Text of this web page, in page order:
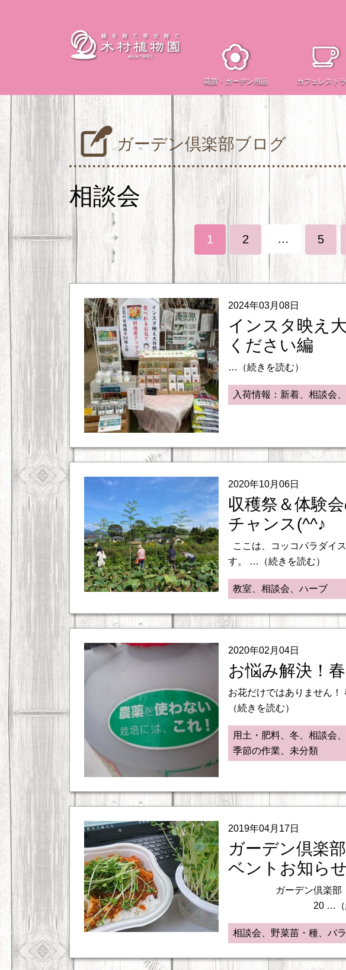
花苗・ ガーデン用品 カフェレスト
ガーデン倶楽部ブログ
相談会
1 2 … 5
2024年03月08日
インスタ映
ください編
…（続きを読む）
入荷情報：新着、相談会
2020年10月06日
収穫祭＆体験
チャンス(^^♪
ここは、コッコパラダイ
す。 …（続きを読む）
教室、相談会、ハーブ
2020年02月04日
お悩み解決！
お花だけではありません
（続きを読む）
用土・肥料、冬、相談会
季節の作業、未分類
2019年04月17日
ガーデン倶楽
ベントお知ら
ガーデン倶楽部
20 …（続きを
相談会、野菜苗・種、バ